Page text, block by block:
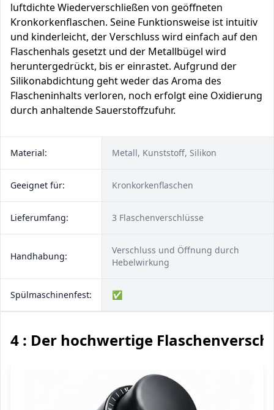
luftdichte Wiederverschließen von geöffneten
Kronkorkenflaschen. Seine Funktionsweise ist intuitiv
und kinderleicht, der Verschluss wird einfach auf den
Flaschenhals gesetzt und der Metallbügel wird
heruntergedrückt, bis er einrastet. Aufgrund der
Silikonabdichtung geht weder das Aroma des
Flascheninhalts verloren, noch erfolgt eine Oxidierung
durch anhaltende Sauerstoffzufuhr.
Material: Metall, Kunststoff, Silikon
Geeignet für: Kronkorkenflaschen
Lieferumfang: 3 Flaschenverschlüsse
Handhabung:
Verschluss und Öffnung durch
Hebelwirkung
Spülmaschinenfest: ✅
4 : Der hochwertige